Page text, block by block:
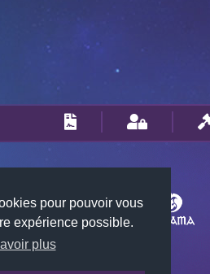
pour pouvoir vous
expérience possible.
plus